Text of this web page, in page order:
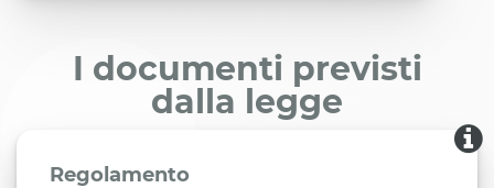
I documenti previsti
dalla legge
Regolamento